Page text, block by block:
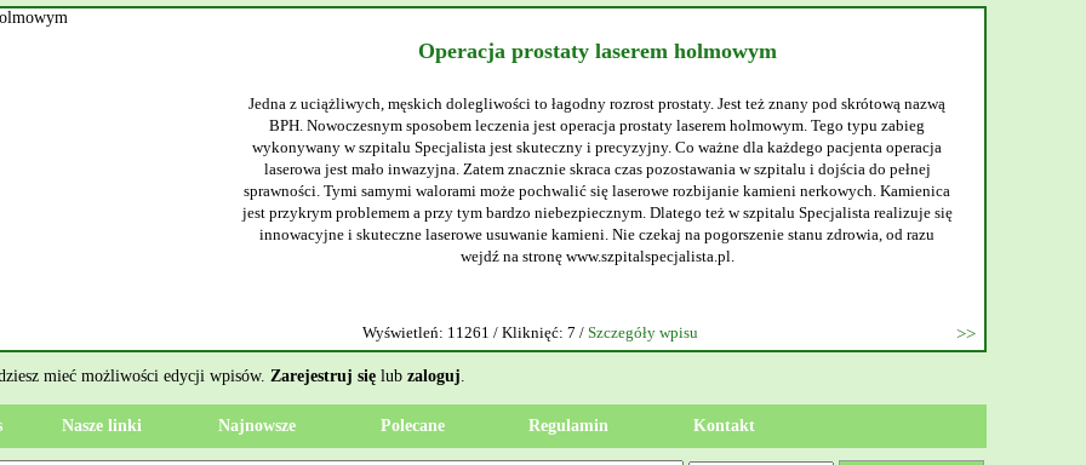
Operacja prostaty laserem holmowym
Jedna z uciążliwych, męskich dolegliwości to łagodny rozrost prostaty. Jest też znany pod skrótową nazwą
BPH. Nowoczesnym sposobem leczenia jest operacja prostaty laserem holmowym. Tego typu zabieg
wykonywany w szpitalu Specjalista jest skuteczny i precyzyjny. Co ważne dla każdego pacjenta operacja
laserowa jest mało inwazyjna. Zatem znacznie skraca czas pozostawania w szpitalu i dojścia do pełnej
sprawności. Tymi samymi walorami może pochwalić się laserowe rozbijanie kamieni nerkowych. Kamienica
jest przykrym problemem a przy tym bardzo niebezpiecznym. Dlatego też w szpitalu Specjalista realizuje się
innowacyjne i skuteczne laserowe usuwanie kamieni. Nie czekaj na pogorszenie stanu zdrowia, od razu
wejdź na stronę www.szpitalspecjalista.pl.
Wyświetleń: 11261 / Kliknięć: 7 / Szczegóły wpisu
mieć możliwości edycji wpisów. Zarejestruj się lub zaloguj.
Nasze linki Najnowsze Polecane Regulamin Kontakt